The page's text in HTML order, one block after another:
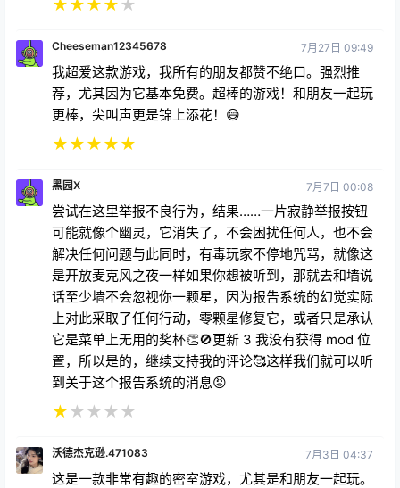
★★★★★
Cheeseman12345678 7月27日 09:49
我超爱这款游戏，我所有的朋友都赞不绝口。强烈推
荐，尤其因为它基本免费。超棒的游戏！和朋友一起玩
更棒，尖叫声更是锦上添花！😄
★★★★★
黑园X 7月7日 00:08
尝试在这里举报不良行为，结果……一片寂静举报按钮
可能就像个幽灵，它消失了，不会困扰任何人，也不会
解决任何问题与此同时，有毒玩家不停地咒骂，就像这
是开放麦克风之夜一样如果你想被听到，那就去和墙说
话至少墙不会忽视你一颗星，因为报告系统的幻觉实际
上对此采取了任何行动，零颗星修复它，或者只是承认
它是菜单上无用的奖杯👏🚫更新 3 我没有获得 mod 位
置，所以是的，继续支持我的评论🥰这样我们就可以听
到关于这个报告系统的消息😡
★★ ★ ★ ★
沃德杰克逊.471083 7月3日 04:37
这是一款非常有趣的密室游戏，尤其是和朋友一起玩。